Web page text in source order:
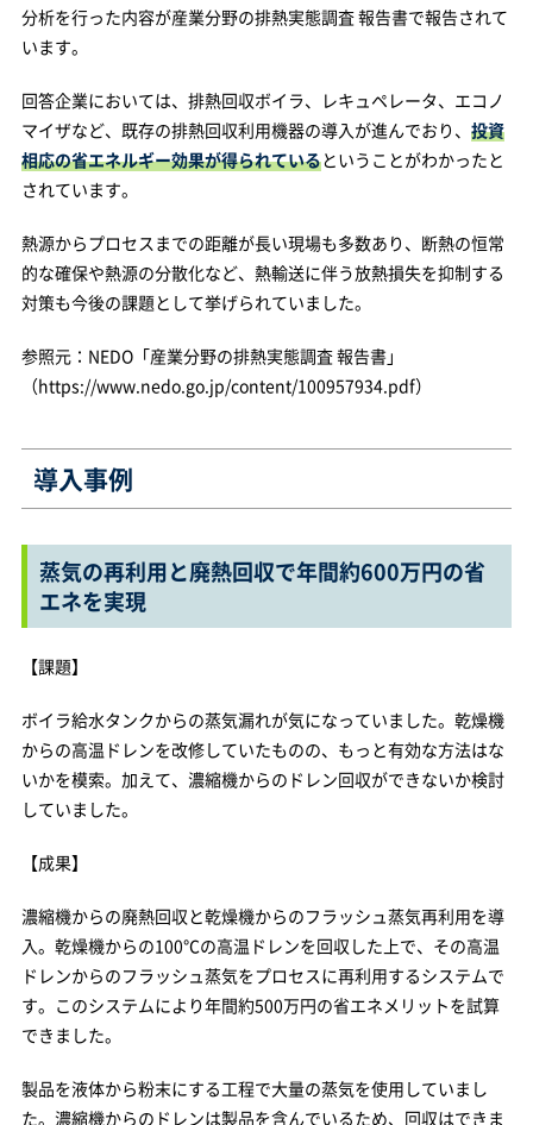
分析を行った内容が産業分野の排熱実態調査 報告書で報告されて
います。
回答企業においては、排熱回収ボイラ、レキュペレータ、エコノ
マイザなど、既存の排熱回収利用機器の導入が進んでおり、 投資
相応の省エネルギー効果が得られているということがわかったと
されています。
熱源からプロセスまでの距離が長い現場も多数あり、断熱の恒常
的な確保や熱源の分散化など、熱輸送に伴う放熱損失を抑制する
対策も今後の課題として挙げられていました。
参照元：NEDO「産業分野の排熱実態調査 報告書」
（https://www.nedo.go.jp/content/100957934.pdf）
導入事例
蒸気の再利用と廃熱回収で年間約600万円の省
エネを実現
【課題】
ボイラ給水タンクからの蒸気漏れが気になっていました。乾燥機
からの高温ドレンを改修していたものの、もっと有効な方法はな
いかを模索。加えて、濃縮機からのドレン回収ができないか検討
していました。
【成果】
濃縮機からの廃熱回収と乾燥機からのフラッシュ蒸気再利用を導
入。乾燥機からの100℃の高温ドレンを回収した上で、その高温
ドレンからのフラッシュ蒸気をプロセスに再利用するシステムで
す。このシステムにより年間約500万円の省エネメリットを試算
できました。
製品を液体から粉末にする工程で大量の蒸気を使用していまし
た。濃縮機からのドレンは製品を含んでいるため、回収はできま